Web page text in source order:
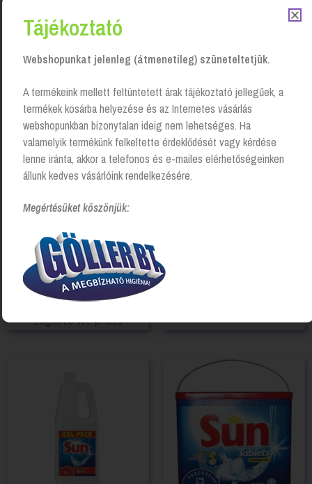
Kapcsolódó Termékek
Mosogatószer Kézi,
szuperkoncentrátum hígítós
flakon, Fertőtlenítős
Login to see prices
Tájékoztató
Webshopunkat jelenleg (átmenetileg) szüneteltetjük.
A termékeink mellett feltüntetett árak tájékoztató jellegűek, a
termékek kosárba helyezése és az Internetes vásárlás
webshopunkban bizonytalan ideig nem lehetséges. Ha
valamelyik termékünk felkeltette érdeklődését vagy kérdése
lenne iránta, akkor a telefonos és e-mailes elérhetőségeinken
állunk kedves vásárlóink rendelkezésére.
Megértésüket köszönjük: